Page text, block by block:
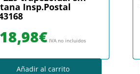
Insp.Postal
18,98€ IVA no incluidos
Añadir al carrito